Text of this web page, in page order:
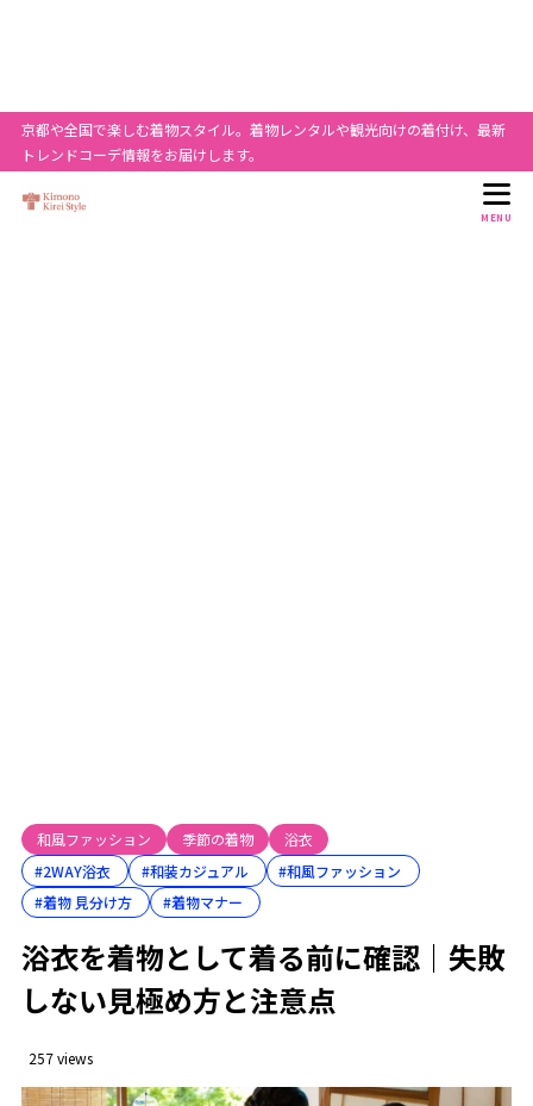
京都や全国で楽しむ着物スタイル。着物レンタルや観光向けの着付け、最新
トレンドコーデ情報をお届けします。
MENU
和風ファッション 季節の着物
浴衣
#2WAY浴衣
#和装カジュアル
#和風ファッション
#着物 見分け方
#着物マナー
浴衣を着物として着る前に確認｜失敗
しない見極め方と注意点
257 views
1 浴衣を着物として着る基礎知識
1.1 着物と浴衣はどう違うのですか？
3.1 浴衣 着物風に着る 帯の選び方
3.1.1 帯で失敗しない判断ポイント
3.2 浴衣 着物風 草履の合わせ方
3.2.1 草履に合わせる足袋の選び方
3.3
浴衣 着物風 コーデの基本